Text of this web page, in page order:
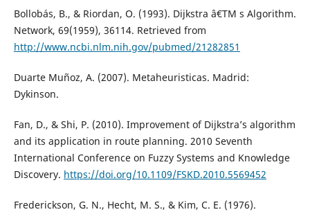
Bollobás, B., & Riordan, O. (1993). Dijkstra â€TM s Algorithm.
Network, 69(1959), 36114. Retrieved from
http://www.ncbi.nlm.nih.gov/pubmed/21282851
Duarte Muñoz, A. (2007). Metaheuristicas. Madrid:
Dykinson.
Fan, D., & Shi, P. (2010). Improvement of Dijkstra’s algorithm
and its application in route planning. 2010 Seventh
International Conference on Fuzzy Systems and Knowledge
Discovery. https://doi.org/10.1109/FSKD.2010.5569452
Frederickson, G. N., Hecht, M. S., & Kim, C. E. (1976).